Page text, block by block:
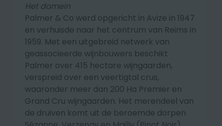
Het domein
Palmer & Co werd opgericht in Avize in 1947
en verhuisde naar het centrum van Reims in
1959. Met een uitgebreid netwerk van
geassocieerde wijnbouwers beschikt
Palmer over 415 hectare wijngaarden,
verspreid over een veertigtal crus,
waaronder meer dan 200 Ha Premier en
Grand Cru wijngaarden. Het merendeel van
de druiven komt uit de beroemde dorpen